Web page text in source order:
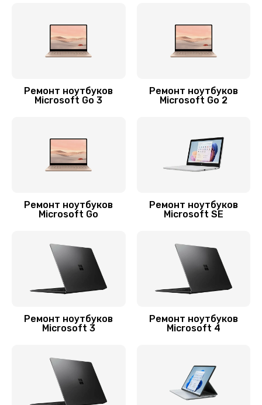
945 руб.
Замена аккумулятора
Замена видеокарты
Замена термопасты
Заказать
Ремонт ноутбуков
Microsoft Go 3
Ремонт ноутбуков
Microsoft Go 2
Ремонт ноутбуков
Microsoft Go
Ремонт ноутбуков
Microsoft SE
Ремонт ноутбуков
Microsoft 3
Ремонт ноутбуков
Microsoft 4